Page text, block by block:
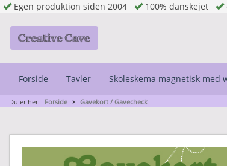
Egen produktion siden 2004 100% danskejet
Forside Tavler Skoleskema magnetisk med
Du er her: Forside Gavekort / Gavecheck